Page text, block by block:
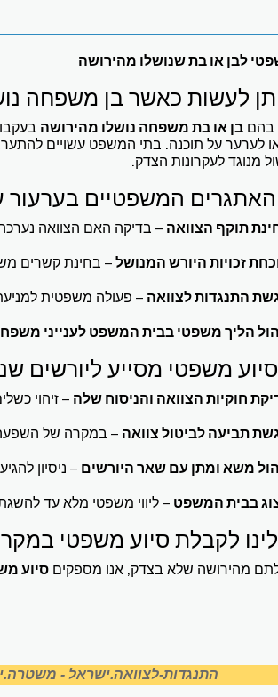
לבן או בת שנושלו מהירושה
לעשות כאשר בן משפחה
בהםבן או בת משפחה נושלו מהירושה
לערער על תוכנה. בתי המשפט עשויים
מנוגד לעקרונות הצדק.
המשפטיים בערעור
תוקף הצוואה – בדיקה האם הצוואה
זכויות היורש המנושל – בחינת קשרים
התנגדות לצוואה – פעולה משפטית
הליך משפטי בבית המשפט לענייני
משפטי מסייע ליורשים
חוקיות הצוואה והניסוח שלה – זיהוי
תביעה לביטול צוואה – במקרה של השפעה
משא ומתן עם שאר היורשים – ניסיון
בבית המשפט – ליווי משפטי מלא עד
לקבלת סיוע משפטי
מהירושה שלא בצדק, אנו מספקיםסיוע
התנגדות-לצוואה.ישראל -